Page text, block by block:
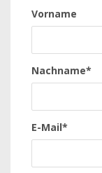
Vorname
Nachname*
E-Mail*